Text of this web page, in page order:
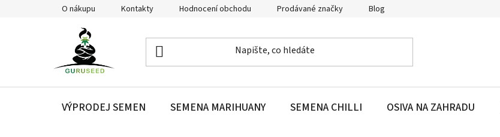
O nákupu Kontakty Hodnocení obchodu Prodávané značky Blog
VÝPRODEJ SEMEN SEMENA MARIHUANY SEMENA CHILLI OSIVA NA ZAHRADU